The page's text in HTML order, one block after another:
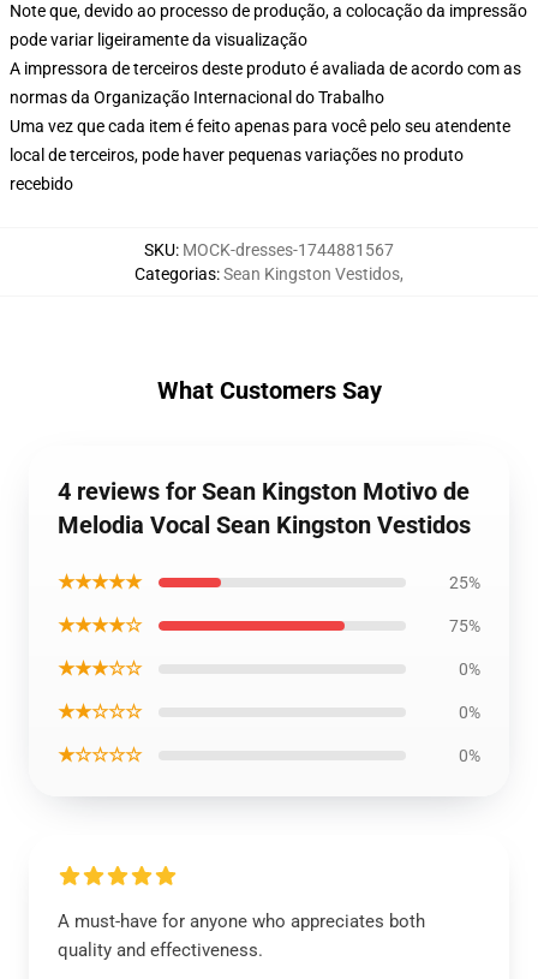
Note que, devido ao processo de produção, a colocação da impressão
pode variar ligeiramente da visualização
A impressora de terceiros deste produto é avaliada de acordo com as
normas da Organização Internacional do Trabalho
Uma vez que cada item é feito apenas para você pelo seu atendente
local de terceiros, pode haver pequenas variações no produto
recebido
SKU: MOCK-dresses-1744881567
Categorias:Sean Kingston Vestidos,
What Customers Say
4 reviews for Sean Kingston Motivo de
Melodia Vocal Sean Kingston Vestidos
★★★★★ 25%
★★★★☆ 75%
★★★☆☆ 0%
★★☆☆☆ 0%
★☆☆☆☆ 0%
A must-have for anyone who appreciates both
quality and effectiveness.